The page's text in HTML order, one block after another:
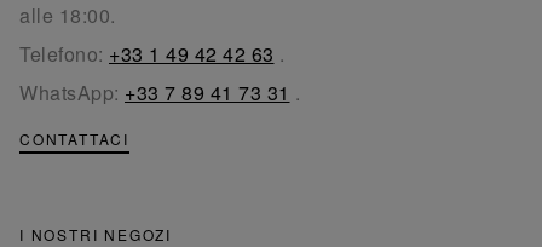
alle 18:00.
Telefono: +33 1 49 42 42 63 .
WhatsApp: +33 7 89 41 73 31 .
CONTATTACI
I NOSTRI NEGOZI